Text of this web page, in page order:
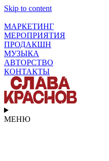
Skip to content
МАРКЕТИНГ
МЕРОПРИЯТИЯ
ПРОДАКШН
МУЗЫКА
АВТОРСТВО
КОНТАКТЫ
МЕНЮ